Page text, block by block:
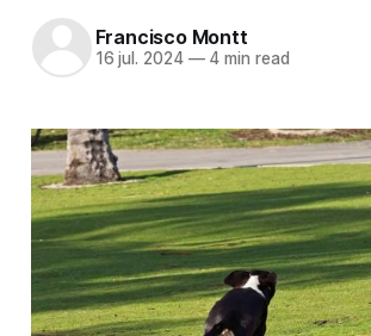
Francisco Montt
16 jul. 2024 —4 min read